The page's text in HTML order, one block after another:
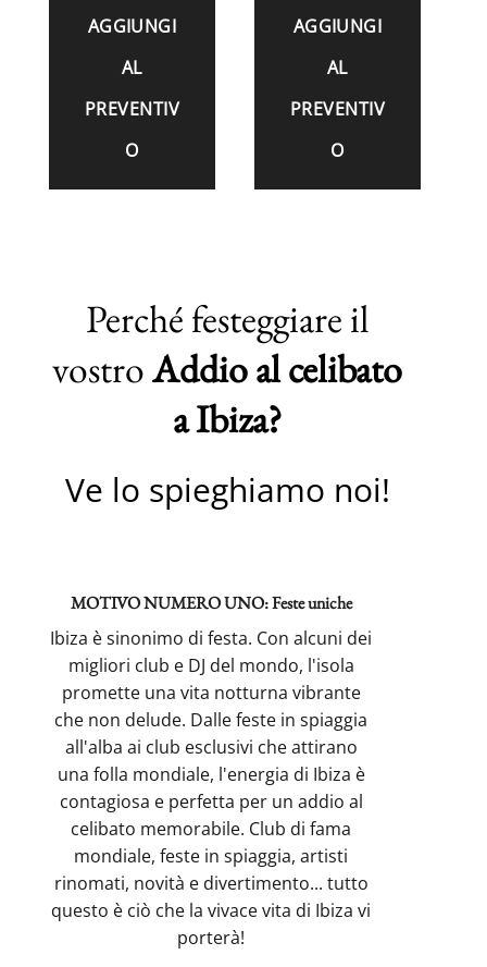
AGGIUNGI
AL
PREVENTIV
O
AGGIUNGI
AL
PREVENTIV
O
Perché festeggiare il
vostroAddio al celibato
a Ibiza?
Ve lo spieghiamo noi!
MOTIVO NUMERO UNO: Feste uniche
Ibiza è sinonimo di festa. Con alcuni dei
migliori club e DJ del mondo, l'isola
promette una vita notturna vibrante
che non delude. Dalle feste in spiaggia
all'alba ai club esclusivi che attirano
una folla mondiale, l'energia di Ibiza è
contagiosa e perfetta per un addio al
celibato memorabile. Club di fama
mondiale, feste in spiaggia, artisti
rinomati, novità e divertimento... tutto
questo è ciò che la vivace vita di Ibiza vi
porterà!